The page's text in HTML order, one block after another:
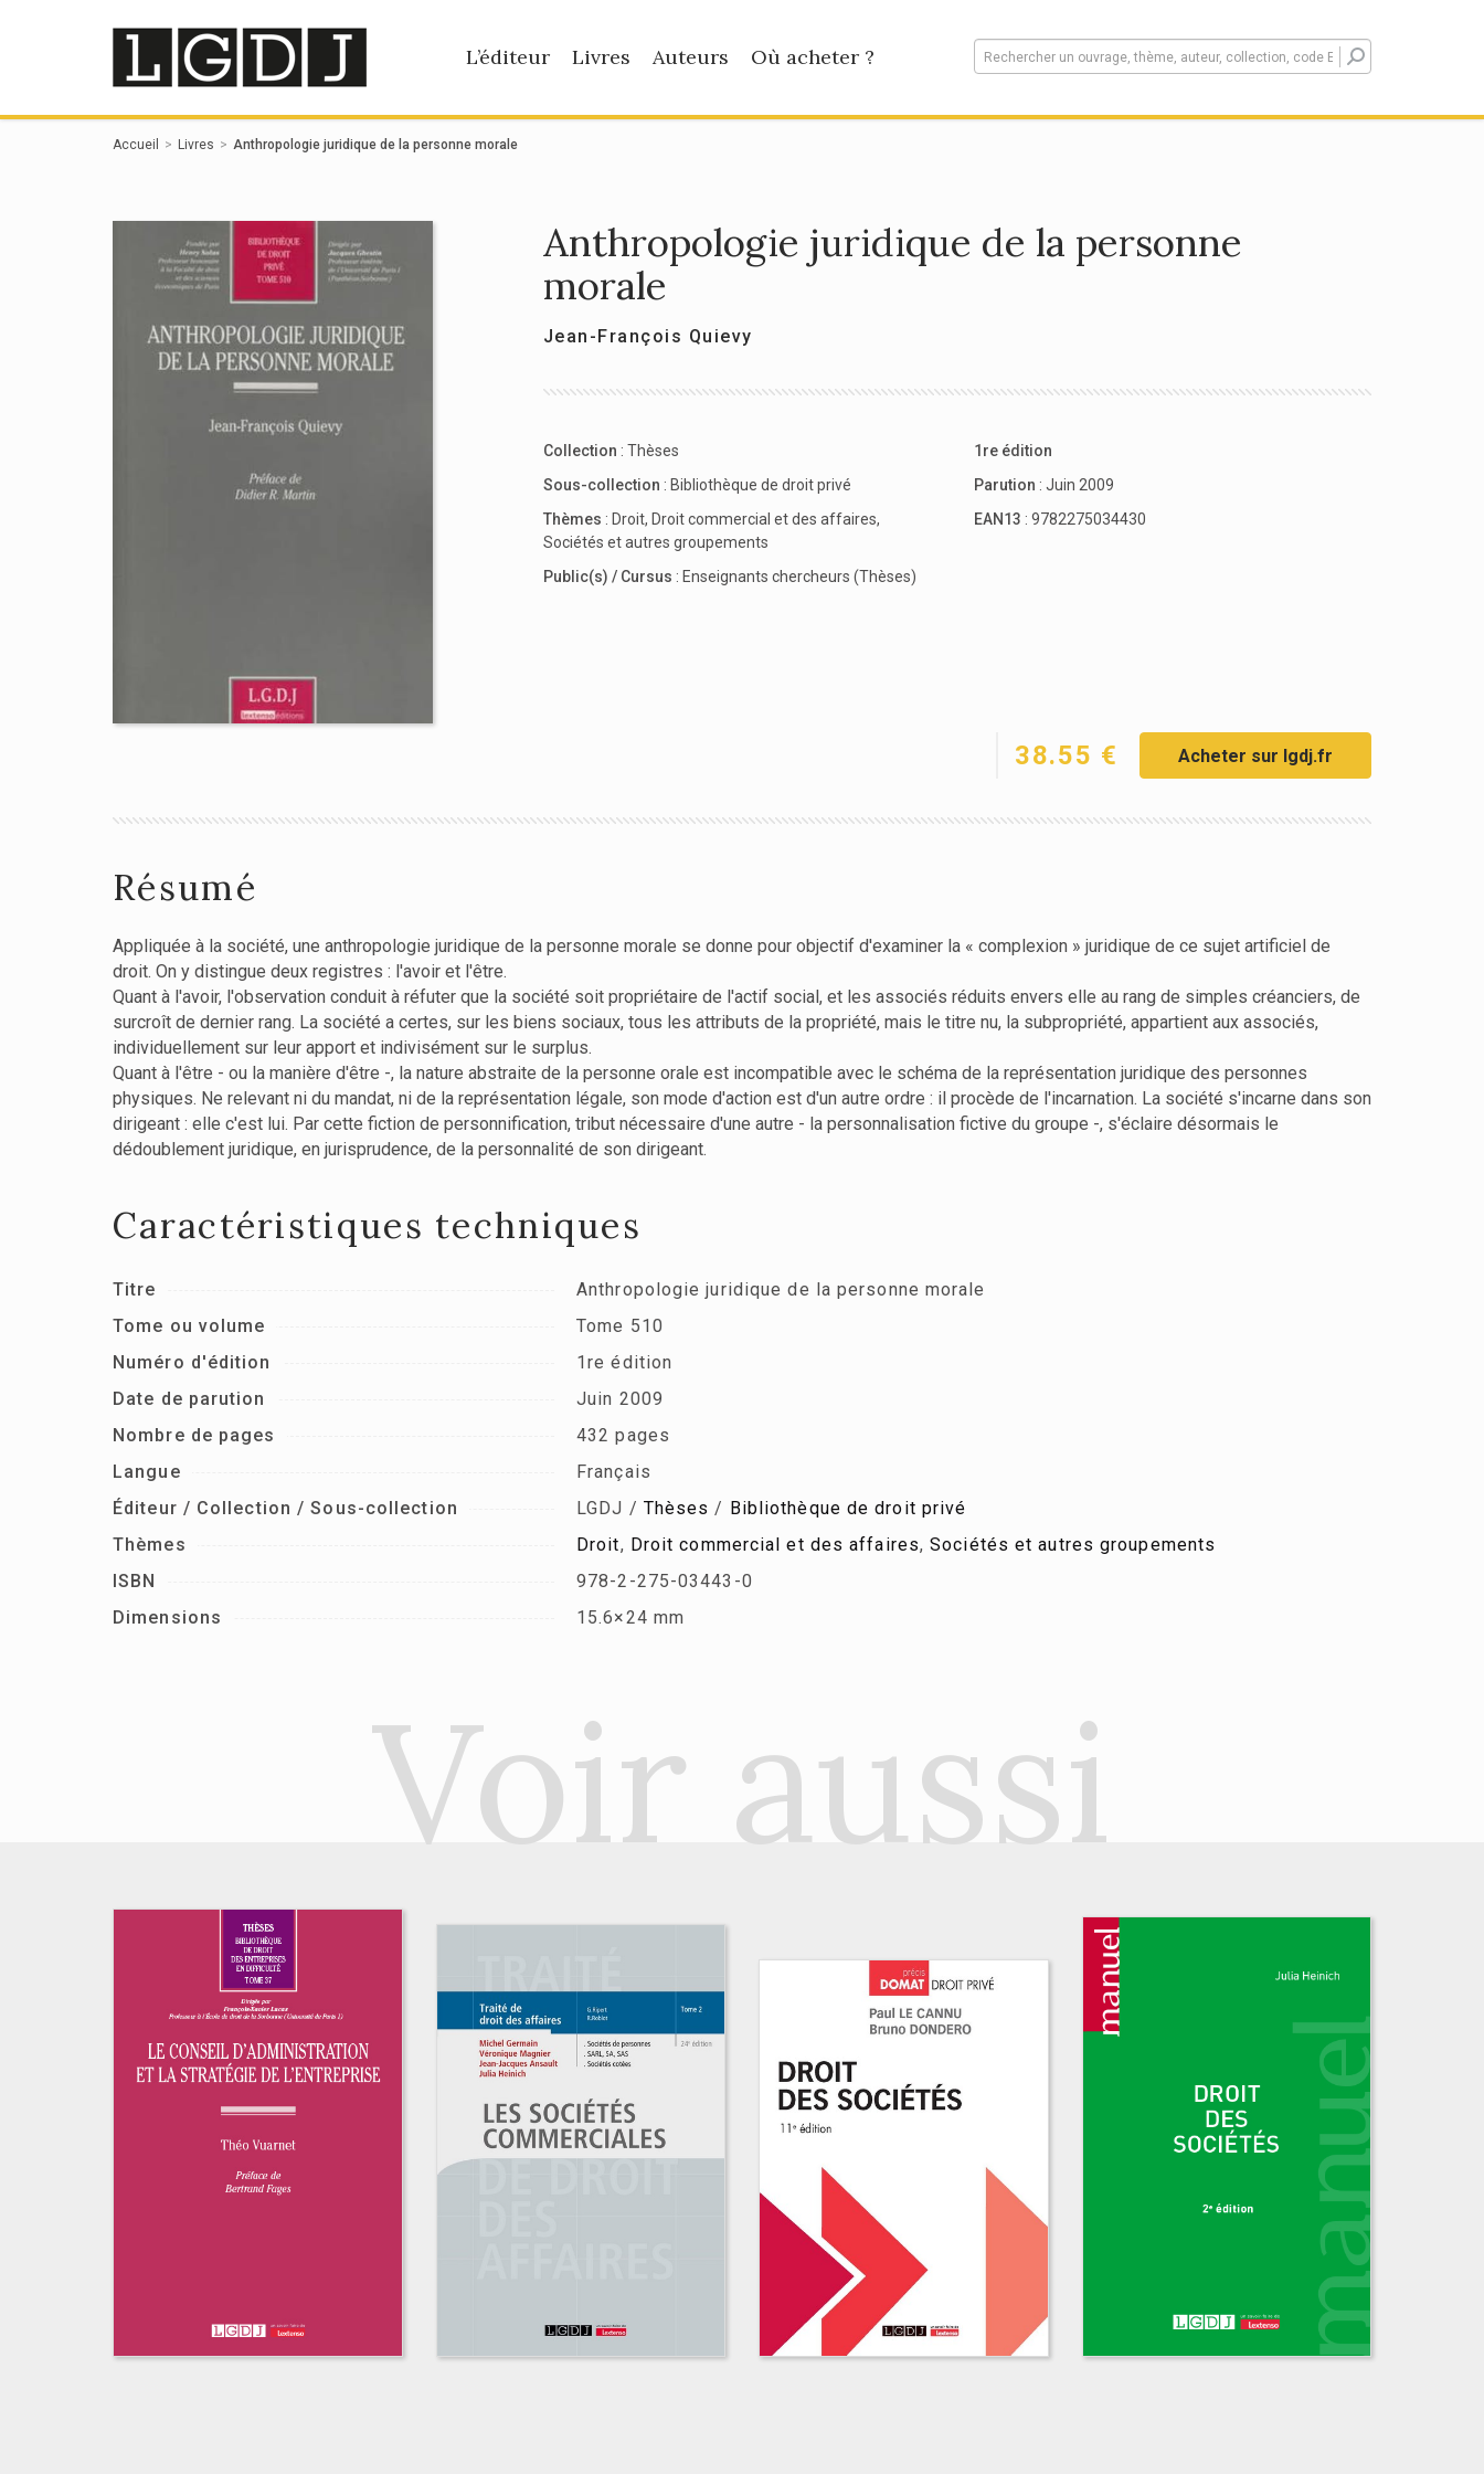
L’éditeur Livres Auteurs Où acheter ?
Accueil Livres Anthropologie juridique de la personne morale
Anthropologie juridique de la personne
morale
Jean-François Quievy
Collection : Thèses
Sous-collection : Bibliothèque de droit privé
Thèmes : Droit, Droit commercial et des affaires,
Sociétés et autres groupements
Public(s) / Cursus : Enseignants chercheurs (Thèses)
1re édition
Parution : Juin 2009
EAN13 : 9782275034430
38.55 € Acheter sur lgdj.fr
Résumé
Appliquée à la société, une anthropologie juridique de la personne morale se donne pour objectif d'examiner la « complexion » juridique de ce sujet artificiel de
droit. On y distingue deux registres : l'avoir et l'être.
Quant à l'avoir, l'observation conduit à réfuter que la société soit propriétaire de l'actif social, et les associés réduits envers elle au rang de simples créanciers, de
surcroît de dernier rang. La société a certes, sur les biens sociaux, tous les attributs de la propriété, mais le titre nu, la subpropriété, appartient aux associés,
individuellement sur leur apport et indivisément sur le surplus.
Quant à l'être - ou la manière d'être -, la nature abstraite de la personne orale est incompatible avec le schéma de la représentation juridique des personnes
physiques. Ne relevant ni du mandat, ni de la représentation légale, son mode d'action est d'un autre ordre : il procède de l'incarnation. La société s'incarne dans son
dirigeant : elle c'est lui. Par cette fiction de personnification, tribut nécessaire d'une autre - la personnalisation fictive du groupe -, s'éclaire désormais le
dédoublement juridique, en jurisprudence, de la personnalité de son dirigeant.
Caractéristiques techniques
Titre
Anthropologie juridique de la personne morale
Tome ou volume
Tome 510
Numéro d'édition
1re édition
Date de parution
Juin 2009
Nombre de pages
432 pages
Langue
Français
Éditeur / Collection / Sous-collection
LGDJ / Thèses / Bibliothèque de droit privé
Thèmes
Droit, Droit commercial et des affaires,Sociétés et autres groupements
ISBN
978-2-275-03443-0
Dimensions
15.6×24 mm
Voir aussi